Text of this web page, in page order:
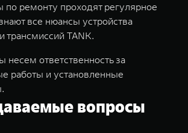
по ремонту проходят регулярное
все нюансы устройства
трансмиссий TANK.
несем ответственность за
работы и установленные
вопросы